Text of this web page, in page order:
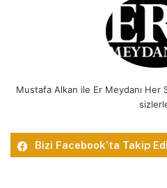
Mustafa Alkan ile Er Meydanı Her
Bizi Facebook’ta Takip